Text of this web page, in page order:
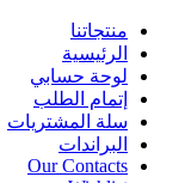
منتجاتنا
الرئيسية
لوحة حسابي
إتمام الطلب
سلة المشتريات
البراندات
Our Contacts